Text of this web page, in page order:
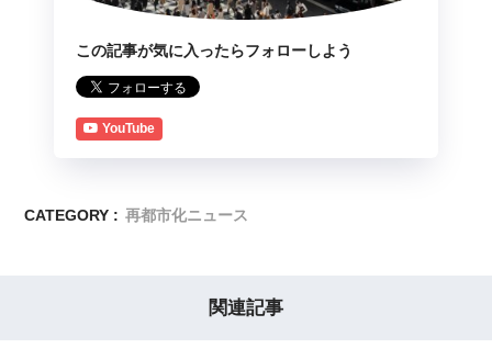
この記事が気に入ったらフォローしよう
YouTube
CATEGORY : 再都市化ニュース
関連記事